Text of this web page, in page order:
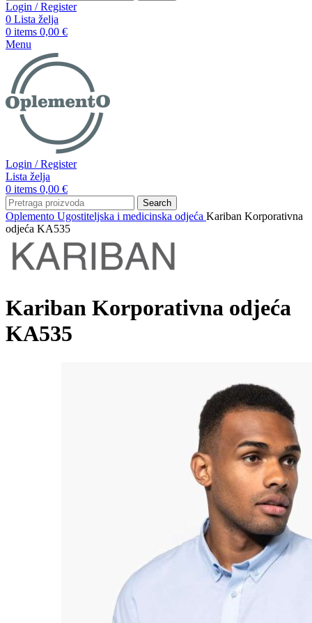
Login / Register
0 Lista želja
0 items 0,00 €
Menu
Login / Register
Lista želja
0 items 0,00 €
Search
Oplemento Ugostiteljska i medicinska odjeća Kariban Korporativna
odjeća KA535
Kariban Korporativna odjeća
KA535